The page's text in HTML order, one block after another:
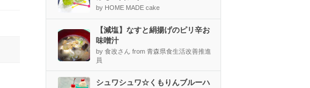
by HOME MADE cake
【減塩】なすと絹揚げのピリ辛お
味噌汁
by 食改さん from 青森県食生活改善推進
員
シュワシュワ☆くもりんブルーハ